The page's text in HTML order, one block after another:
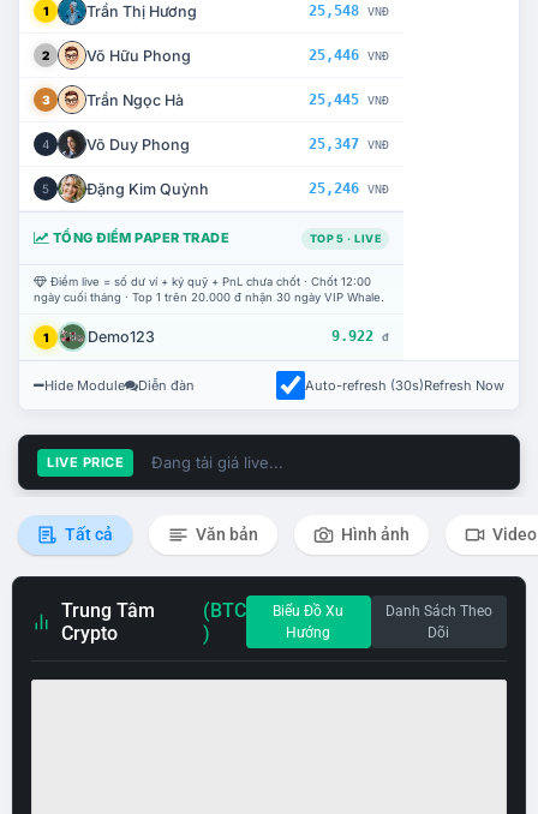
1 Trần Thị Hương 25,548 VNĐ
2 Võ Hữu Phong 25,446 VNĐ
3 Trần Ngọc Hà 25,445 VNĐ
4 Võ Duy Phong 25,347 VNĐ
5 Đặng Kim Quỳnh 25,246 VNĐ
TỔNG ĐIỂM PAPER TRADE TOP 5 · LIVE
Điểm live = số dư ví + ký quỹ + PnL chưa chốt · Chốt 12:00
ngày cuối tháng · Top 1 trên 20.000 đ nhận 30 ngày VIP Whale.
1 Demo123 9.922 đ
Hide Module Diễn đàn Auto-refresh (30s)Refresh Now
LIVE PRICE Đang tải giá live...
Tất cả Văn bản Hình ảnh Video
Trung Tâm
Crypto
(BTC
)
Biểu Đồ Xu
Hướng
Danh Sách Theo
Dõi